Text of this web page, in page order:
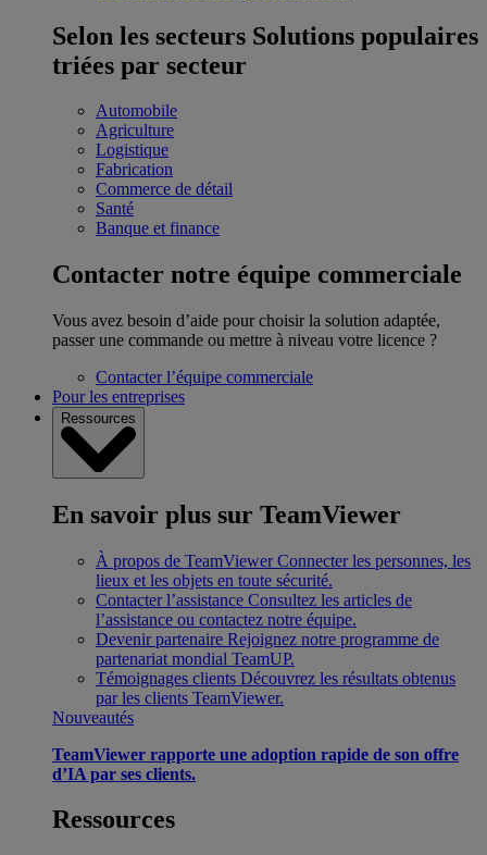
Selon les secteurs Solutions populaires
triées par secteur
Automobile
Agriculture
Logistique
Fabrication
Commerce de détail
Santé
Banque et finance
Contacter notre équipe commerciale
Vous avez besoin d’aide pour choisir la solution adaptée,
passer une commande ou mettre à niveau votre licence ?
Contacter l’équipe commerciale
Pour les entreprises
Ressources
En savoir plus sur TeamViewer
À propos de TeamViewer Connecter les personnes, les
lieux et les objets en toute sécurité.
Contacter l’assistance Consultez les articles de
l’assistance ou contactez notre équipe.
Devenir partenaire Rejoignez notre programme de
partenariat mondial TeamUP.
Témoignages clients Découvrez les résultats obtenus
par les clients TeamViewer.
Nouveautés
TeamViewer rapporte une adoption rapide de son offre
d’IA par ses clients.
Ressources